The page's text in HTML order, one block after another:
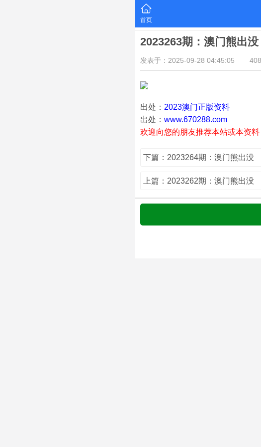
首页
2023263期：澳门熊出没
发表于：2025-09-28 04:45:05
出处： 2023澳门正版资料
出处： www.670288.com
欢迎向您的朋友推荐本站或本资料
下篇：2023264期：澳门熊出没
上篇：2023262期：澳门熊出没